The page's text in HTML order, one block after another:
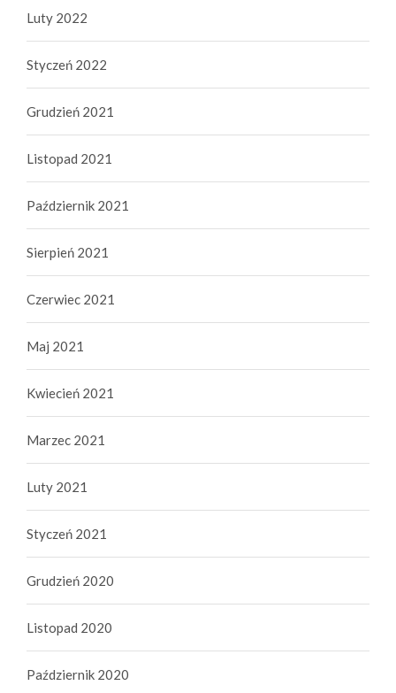
Luty 2022
Styczeń 2022
Grudzień 2021
Listopad 2021
Październik 2021
Sierpień 2021
Czerwiec 2021
Maj 2021
Kwiecień 2021
Marzec 2021
Luty 2021
Styczeń 2021
Grudzień 2020
Listopad 2020
Październik 2020